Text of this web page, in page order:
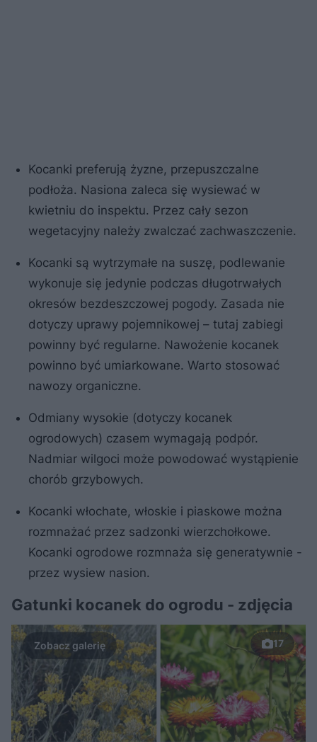
Kocanki preferują żyzne, przepuszczalne
podłoża. Nasiona zaleca się wysiewać w
kwietniu do inspektu. Przez cały sezon
wegetacyjny należy zwalczać zachwaszczenie.
Kocanki są wytrzymałe na suszę, podlewanie
wykonuje się jedynie podczas długotrwałych
okresów bezdeszczowej pogody. Zasada nie
dotyczy uprawy pojemnikowej – tutaj zabiegi
powinny być regularne. Nawożenie kocanek
powinno być umiarkowane. Warto stosować
nawozy organiczne.
Odmiany wysokie (dotyczy kocanek
ogrodowych) czasem wymagają podpór.
Nadmiar wilgoci może powodować wystąpienie
chorób grzybowych.
Kocanki włochate, włoskie i piaskowe można
rozmnażać przez sadzonki wierzchołkowe.
Kocanki ogrodowe rozmnaża się generatywnie -
przez wysiew nasion.
Gatunki kocanek do ogrodu - zdjęcia
17